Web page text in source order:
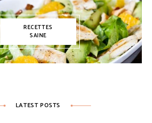
RECETTES
SAINE
LATEST POSTS